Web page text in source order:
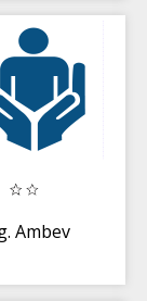
Ambev